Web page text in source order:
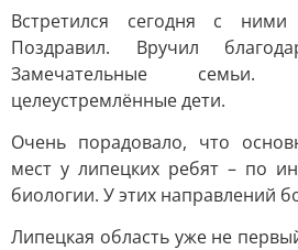
Встретился сегодня с
Поздравил. Вручил
Замечательные
целеустремлённые дети.
Очень порадовало, что
мест у липецких ребят – по
биологии. У этих направлений
Липецкая область уже не